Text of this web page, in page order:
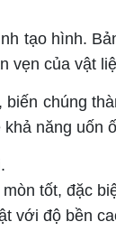
tạo hình.
vẹn của vật
chúng
năng uốn
tốt, đặc
độ bền